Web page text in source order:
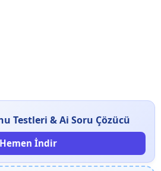
Testleri & Ai Soru Çözücü
Hemen İndir